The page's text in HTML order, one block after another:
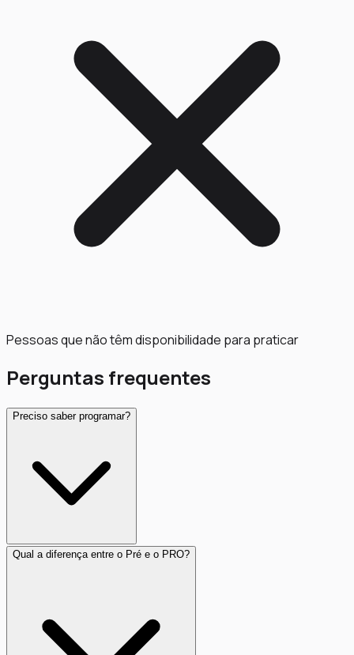
Pessoas que não têm disponibilidade para praticar
Perguntas frequentes
Preciso saber programar?
Qual a diferença entre o Pré e o PRO?